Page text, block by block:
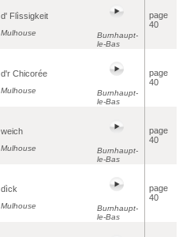
d' Flìssigkeit
Mulhouse
Burnhaupt-
le-Bas
page
40
d'r Chicorée
Mulhouse
Burnhaupt-
le-Bas
page
40
weich
Mulhouse
Burnhaupt-
le-Bas
page
40
dìck
Mulhouse
Burnhaupt-
le-Bas
page
40